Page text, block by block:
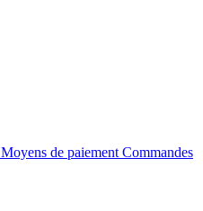
Moyens de paiement Commandes